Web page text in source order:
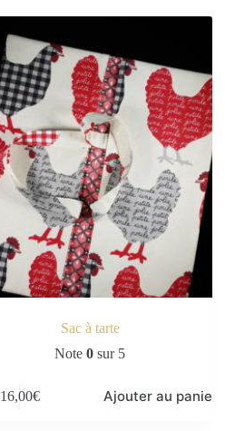
Sac à tarte
Note0 sur 5
16,00€ Ajouter au panier